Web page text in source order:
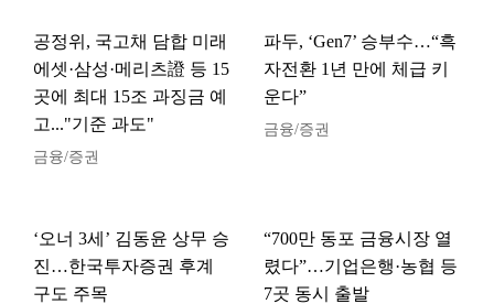
공정위, 국고채 담합 미래
에셋·삼성·메리츠證 등 15
곳에 최대 15조 과징금 예
고..."기준 과도"
금융/증권
파두, ‘Gen7’ 승부수…“흑
자전환 1년 만에 체급 키
운다”
금융/증권
‘오너 3세’ 김동윤 상무 승
진…한국투자증권 후계
구도 주목
“700만 동포 금융시장 열
렸다”…기업은행·농협 등
7곳 동시 출발